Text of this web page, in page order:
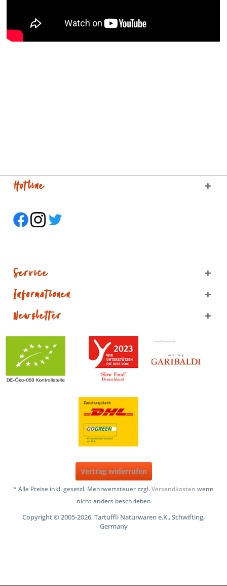
Hotline
Service
Informationen
Newsletter
Vertrag widerrufen
* Alle Preise inkl. gesetzl. Mehrwertsteuer zzgl.Versandkosten wenn
nicht anders beschrieben
Copyright © 2005-2026, Tartuffli Naturwaren e.K., Schwifting,
Germany